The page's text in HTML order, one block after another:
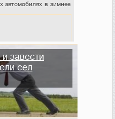
автомобилях в зимнее
завести
сел